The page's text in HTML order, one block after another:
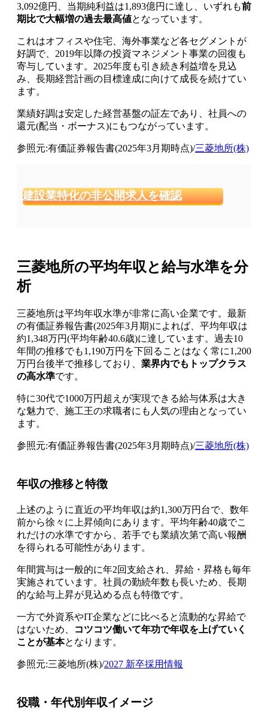
3,092億円、当期純利益は1,893億円に達し、いずれも前
期比で大幅増の過去最高値となっています。
これはオフィスや住宅、海外事業など各セグメントが
好調で、2019年以降の投資マネジメント事業の回復も
寄与しています。2025年度も引き続き利益増を見込
み、長期経営計画の目標達成に向けて成長を続けてい
ます。
業績好調は安定した経営基盤の証左であり、社員への
還元(配当・ボーナス)にもつながっています。
参照元:有価証券報告書(2025年3月期時点)/三菱地所(株)
建設業特化の非公開求人を確認
三菱地所の平均年収と給与水準を分
析
三菱地所は平均年収水準が非常に高い企業です。最新
の有価証券報告書(2025年3月期)によれば、平均年収は
約1,348万円(平均年齢40.6歳)に達しています。過去10
年間の推移でも1,190万円を下回ることはなく常に1,200
万円台後半で推移しており、 業界内でもトップクラス
の高水準です。
特に30代で1000万円超えが実現できる給与体系は大き
な魅力で、施工王の求職者にも人気の理由となってい
ます。
参照元:有価証券報告書(2025年3月期時点)/三菱地所(株)
年収の推移と特徴
上述のように直近の平均年収は約1,300万円台で、数年
前から徐々に上昇傾向にあります。平均年齢40歳でこ
れだけの水準ですから、若手でも業績次第で高い報酬
を得られる可能性があります。
年間賞与は一般的に年2回支給され、昇給・昇格も毎年
実施されています。社員の勤続年数も長いため、長期
的な給与上昇が見込める点も特徴です。
一方で外資系やIT企業などに比べると流動的な昇給で
はないため、
コツコツ働いて年功で年収を上げていく
ことが基本となります。
参照元:三菱地所(株)/2027 新卒採用情報
役職・年代別年収イメージ